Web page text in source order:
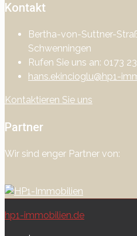
Kontakt
Bertha-von-Suttner-
Schwenningen
Rufen Sie uns an: 0173
hans.ekincioglu@hp1-
Kontaktieren Sie uns
Partner
Wir sind enger Partner von:
hp1-immobilien.de